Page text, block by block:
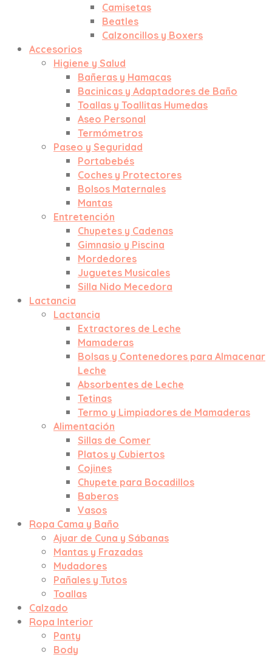
Camisetas
Beatles
Calzoncillos y Boxers
Accesorios
Higiene y Salud
Bañeras y Hamacas
Bacinicas y Adaptadores de Baño
Toallas y Toallitas Humedas
Aseo Personal
Termómetros
Paseo y Seguridad
Portabebés
Coches y Protectores
Bolsos Maternales
Mantas
Entretención
Chupetes y Cadenas
Gimnasio y Piscina
Mordedores
Juguetes Musicales
Silla Nido Mecedora
Lactancia
Lactancia
Extractores de Leche
Mamaderas
Bolsas y Contenedores para Almacenar
Leche
Absorbentes de Leche
Tetinas
Termo y Limpiadores de Mamaderas
Alimentación
Sillas de Comer
Platos y Cubiertos
Cojines
Chupete para Bocadillos
Baberos
Vasos
Ropa Cama y Baño
Ajuar de Cuna y Sábanas
Mantas y Frazadas
Mudadores
Pañales y Tutos
Toallas
Calzado
Ropa Interior
Panty
Body